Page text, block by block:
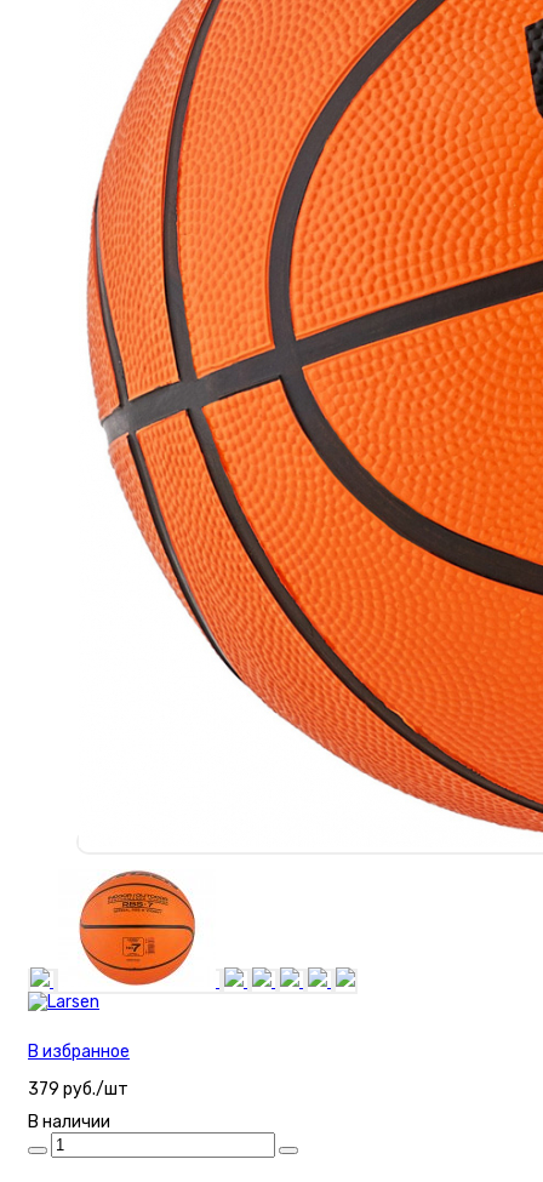
В избранное
379 руб./шт
В наличии